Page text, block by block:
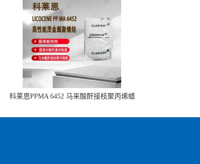
科莱恩PPMA 6452 马来酸酐接枝聚丙烯蜡